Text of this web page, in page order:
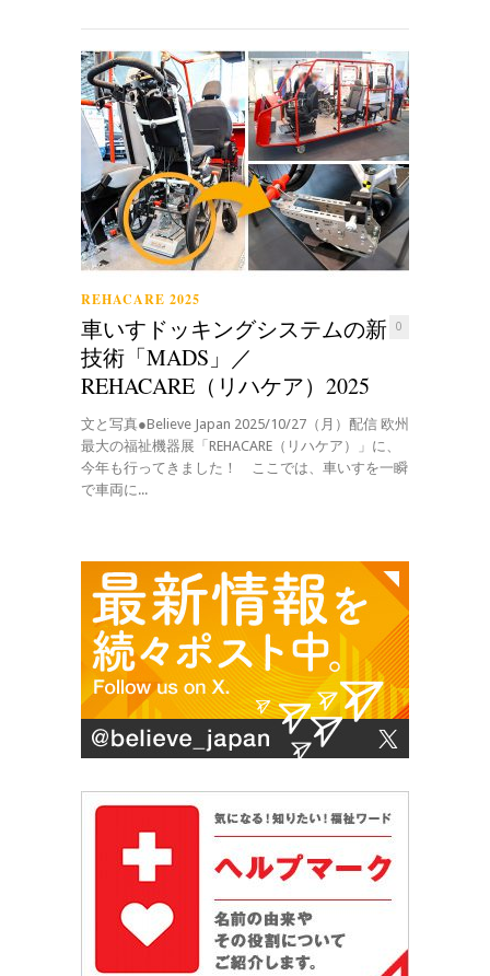
REHACARE 2025
0
車いすドッキングシステムの新
技術「MADS」／
REHACARE（リハケア）2025
文と写真●Believe Japan 2025/10/27（月）配信 欧州
最大の福祉機器展「REHACARE（リハケア）」に、
今年も行ってきました！ ここでは、車いすを一瞬
で車両に...